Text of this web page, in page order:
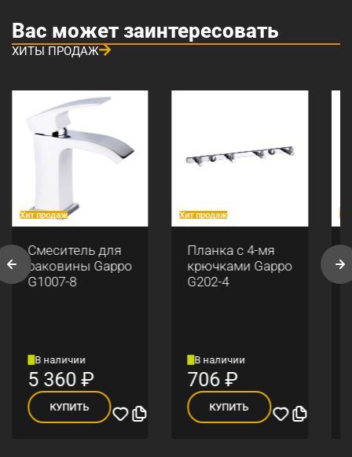
Вас может заинтересовать
ХИТЫ ПРОДАЖ
Хит продаж
Смеситель для
раковины Gappo
G1007-8
В наличии
5 360₽
КУПИТЬ
Хит продаж
Планка с 4-мя
крючками Gappo
G202-4
В наличии
706₽
КУПИТЬ